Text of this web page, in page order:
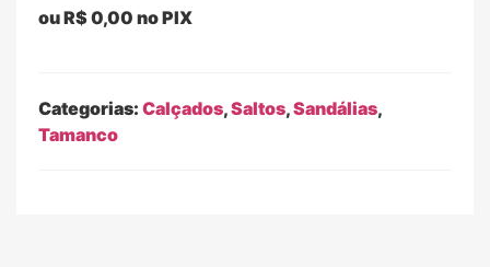
ouR$0,00 no PIX
Categorias: Calçados,Saltos,Sandálias,
Tamanco